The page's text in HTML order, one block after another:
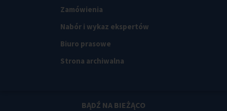
Zamówienia
Nabór i wykaz ekspertów
Biuro prasowe
Strona archiwalna
BĄDŹ NA BIEŻĄCO